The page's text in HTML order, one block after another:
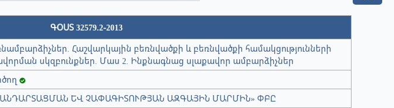
ԳՕՍՏ 32579.2-2013
Հաշվարկային բեռնվածքի և բեռնվածքի համակցությունների
սկզբունքներ. Մաս 2. Ինքնագնաց սլաքավոր ամբարձիչներ
ԵՎ ՉԱՓԱԳԻՏՈՒԹՅԱՆ ԱԶԳԱՅԻՆ ՄԱՐՄԻՆ» ՓԲԸ